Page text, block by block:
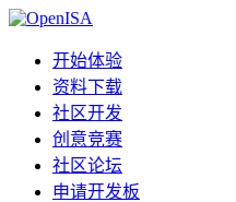
开始体验
资料下载
社区开发
创意竞赛
社区论坛
申请开发板